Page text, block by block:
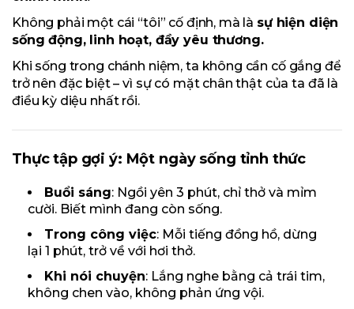
Không phải một cái “tôi” cố định, mà là sự hiện diện
sống động, linh hoạt, đầy yêu thương.
Khi sống trong chánh niệm, ta không cần cố gắng để
trở nên đặc biệt – vì sự có mặt chân thật của ta đã là
điều kỳ diệu nhất rồi.
Thực tập gợi ý: Một ngày sống tỉnh thức
Buổi sáng: Ngồi yên 3 phút, chỉ thở và mỉm
cười. Biết mình đang còn sống.
Trong công việc: Mỗi tiếng đồng hồ, dừng
lại 1 phút, trở về với hơi thở.
Khi nói chuyện: Lắng nghe bằng cả trái tim,
không chen vào, không phản ứng vội.